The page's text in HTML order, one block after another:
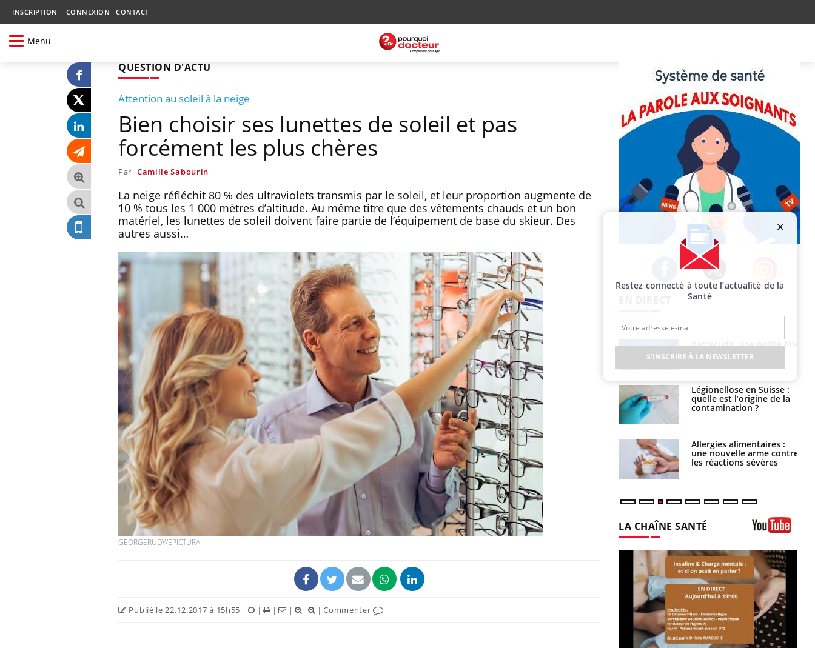
INSCRIPTION CONNEXION CONTACT
Menu
QUESTION D'ACTU
Attention au soleil à la neige
Bien choisir ses lunettes de soleil et pas
forcément les plus chères
Par Camille Sabourin
La neige réfléchit 80 % des ultraviolets transmis par le soleil, et leur proportion augmente de
10 % tous les 1 000 mètres d’altitude. Au même titre que des vêtements chauds et un bon
matériel, les lunettes de soleil doivent faire partie de l’équipement de base du skieur. Des
autres aussi…
GEORGERUDY/EPICTURA
Publié le 22.12.2017 à 15h55 | | | | |Commenter
Facebook Twitter Instagram
Fortes chaleurs :
pourquoi le risque de
noyade grimpe-t-il ?
Le Viagra pourrait-il
freiner la propagation du
cancer ?
Pourquoi manger moins
de protéines pourrait
finalement être bénéfique
Grossesse et chaleur : ce
que dit la science
Le smartphone nuit-il à
l'apprentissage de la
lecture ?
Mordue par une tique en
vacances, elle reste dans
le coma pendant 42 jours
barracuda, une petite fille
secourue grâce à un
réflexe essentiel
Légionellose en Suisse :
quelle est l’origine de la
contamination ?
Allergies alimentaires :
une nouvelle arme contre
les réactions sévères
sommeil des enfants en
vacances ?
Bilan prévention : ce que
les kinés pourront
bientôt faire
TDAH : quel est ce
traitement autorisé aux
États-Unis ?
LA CHAÎNE SANTÉ
Carence en fer : comprendre pour
Youtube
Fatigue, irritabilité, brouillard mental ou
Restez connecté à toute l’actualité de la
Santé
S'INSCRIRE À LA NEWSLETTER